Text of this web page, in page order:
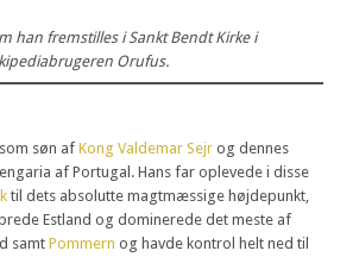
han fremstilles i Sankt Bendt Kirke i
Orufus.
søn af Kong Valdemar Sejr og dennes
af Portugal. Hans far oplevede i disse
til dets absolutte magtmæssige højdepunkt,
Estland og dominerede det meste af
samt Pommern og havde kontrol helt ned til